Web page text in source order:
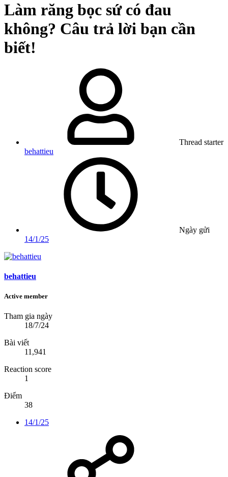
Làm răng bọc sứ có đau
không? Câu trả lời bạn cần
biết!
Thread starter
behattieu
Ngày gửi
14/1/25
behattieu
Active member
Tham gia ngày
18/7/24
Bài viết
11,941
Reaction score
1
Điểm
38
14/1/25